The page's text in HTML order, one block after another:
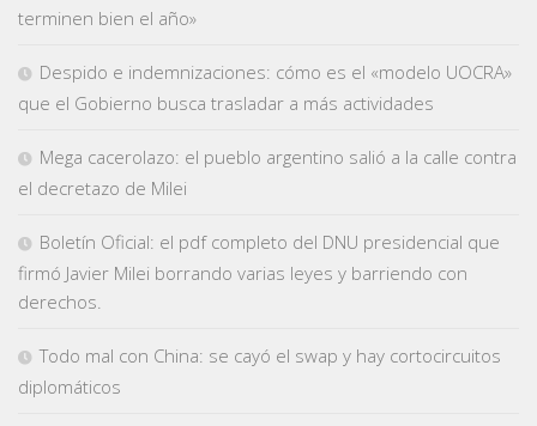
terminen bien el año»
Despido e indemnizaciones: cómo es el «modelo UOCRA»
que el Gobierno busca trasladar a más actividades
Mega cacerolazo: el pueblo argentino salió a la calle contra
el decretazo de Milei
Boletín Oficial: el pdf completo del DNU presidencial que
firmó Javier Milei borrando varias leyes y barriendo con
derechos.
Todo mal con China: se cayó el swap y hay cortocircuitos
diplomáticos